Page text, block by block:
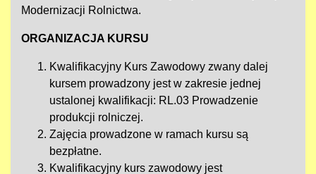
Modernizacji Rolnictwa.
ORGANIZACJA KURSU
Kwalifikacyjny Kurs Zawodowy zwany dalej
kursem prowadzony jest w zakresie jednej
ustalonej kwalifikacji: RL.03 Prowadzenie
produkcji rolniczej.
Zajęcia prowadzone w ramach kursu są
bezpłatne.
Kwalifikacyjny kurs zawodowy jest